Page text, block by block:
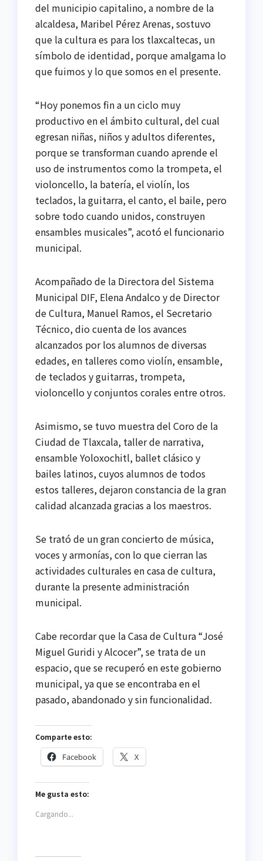
del municipio capitalino, a nombre de la
alcaldesa, Maribel Pérez Arenas, sostuvo
que la cultura es para los tlaxcaltecas, un
símbolo de identidad, porque amalgama lo
que fuimos y lo que somos en el presente.
“Hoy ponemos fin a un ciclo muy
productivo en el ámbito cultural, del cual
egresan niñas, niños y adultos diferentes,
porque se transforman cuando aprende el
uso de instrumentos como la trompeta, el
violoncello, la batería, el violín, los
teclados, la guitarra, el canto, el baile, pero
sobre todo cuando unidos, construyen
ensambles musicales”, acotó el funcionario
municipal.
Acompañado de la Directora del Sistema
Municipal DIF, Elena Andalco y de Director
de Cultura, Manuel Ramos, el Secretario
Técnico, dio cuenta de los avances
alcanzados por los alumnos de diversas
edades, en talleres como violín, ensamble,
de teclados y guitarras, trompeta,
violoncello y conjuntos corales entre otros.
Asimismo, se tuvo muestra del Coro de la
Ciudad de Tlaxcala, taller de narrativa,
ensamble Yoloxochitl, ballet clásico y
bailes latinos, cuyos alumnos de todos
estos talleres, dejaron constancia de la gran
calidad alcanzada gracias a los maestros.
Se trató de un gran concierto de música,
voces y armonías, con lo que cierran las
actividades culturales en casa de cultura,
durante la presente administración
municipal.
Cabe recordar que la Casa de Cultura “José
Miguel Guridi y Alcocer”, se trata de un
espacio, que se recuperó en este gobierno
municipal, ya que se encontraba en el
pasado, abandonado y sin funcionalidad.
Comparte esto:
Facebook X
Me gusta esto:
Cargando...